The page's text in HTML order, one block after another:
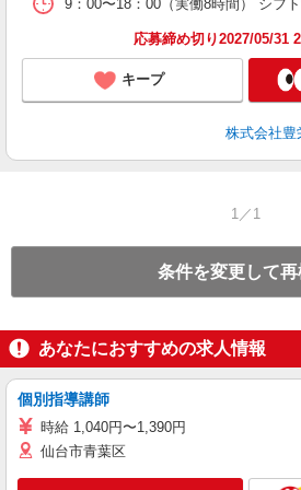
9：00〜18：00（実働8時間） シフト
応募締め切り2027/05/31
キープ
株式会社豊
1／1
条件を変更して
あなたにおすすめの求人情報
個別指導講師
時給 1,040円〜1,390円
仙台市青葉区